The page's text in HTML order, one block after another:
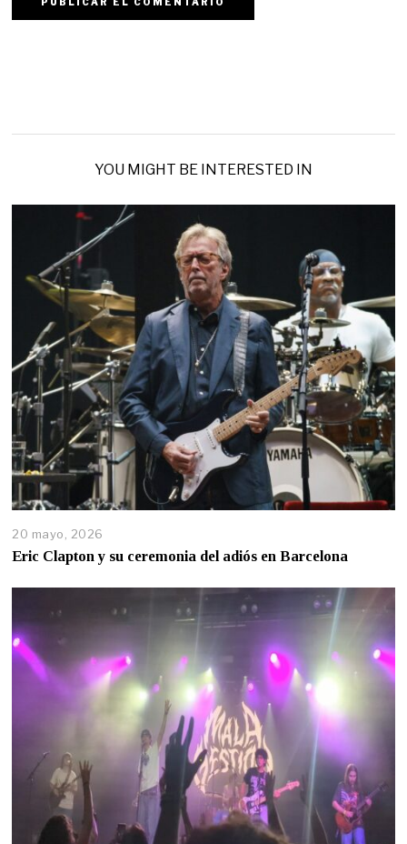
YOU MIGHT BE INTERESTED IN
20 mayo, 2026
Eric Clapton y su ceremonia del adiós en Barcelona